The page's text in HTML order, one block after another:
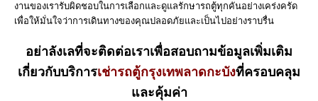
งานของเรารับผิดชอบในการเลือกและดูแลรักษารถตู้ทุกคันอย่างเคร่งครัด
เพื่อให้มั่นใจว่าการเดินทางของคุณปลอดภัยและเป็นไปอย่างราบรื่น
อย่าลังเลที่จะติดต่อเราเพื่อสอบถามข้อมูลเพิ่มเติม
เกี่ยวกับบริการเช่ารถตู้กรุงเทพลาดกะบังที่ครอบคลุม
และคุ้มค่า